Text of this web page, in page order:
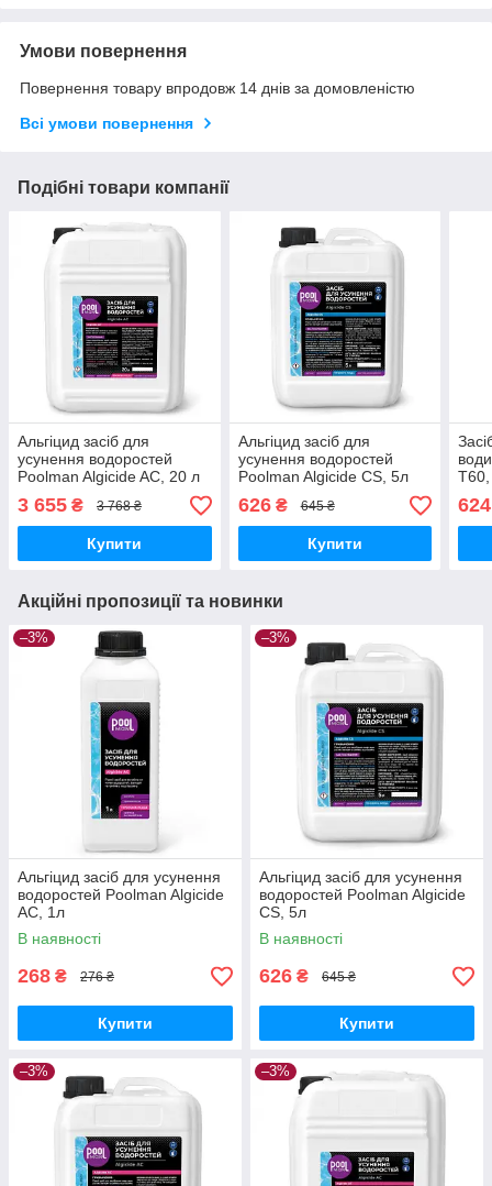
Умови повернення
Повернення товару впродовж 14 днів за домовленістю
Всі умови повернення
Подібні товари компанії
Альгіцид засіб для
усунення водоростей
Poolman Algicide AC, 20 л
3 655 ₴ 3 768 ₴
Купити
Альгіцид засіб для
усунення водоростей
Poolman Algicide CS, 5л
626₴ 645 ₴
Купити
T60,
624
Акційні пропозиції та новинки
–3%
Альгіцид засіб для усунення
водоростей Poolman Algicide
AC, 1л
В наявності
268 ₴ 276 ₴
Купити
–3%
Альгіцид засіб для усунення
водоростей Poolman Algicide
CS, 5л
В наявності
626 ₴ 645 ₴
Купити
–3% –3%